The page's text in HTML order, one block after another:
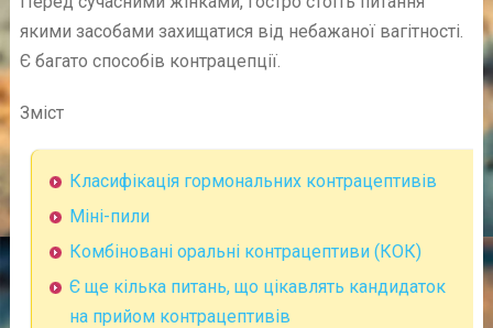
якими засобами захищатися від небажаної вагітності.
Є багато способів контрацепції.
Зміст
Класифікація гормональних контрацептивів
Міні-пили
Комбіновані оральні контрацептиви (КОК)
Є ще кілька питань, що цікавлять кандидаток
на прийом контрацептивів